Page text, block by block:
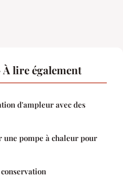
lire également
d'ampleur avec des
une pompe à chaleur pour